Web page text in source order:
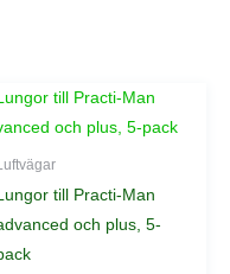
Lungor till Practi-Man
och plus, 5-